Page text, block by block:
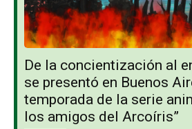
De la concientización al
se presentó en Buenos
temporada de la serie
los amigos del Arcoíris”